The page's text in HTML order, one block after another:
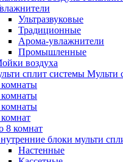
Ультразвуковые
Традиционные
Арома-увлажнители
Промышленные
воздуха
Мульти
комнаты
комнат
8 комнат
блоки мульти
Настенные